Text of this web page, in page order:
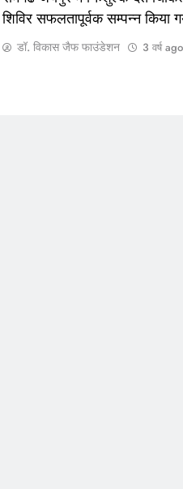
शिविर सफलतापूर्वक सम्पन्न किया
डॉ. विकास जैफ फाउंडेशन 3 वर्ष ago